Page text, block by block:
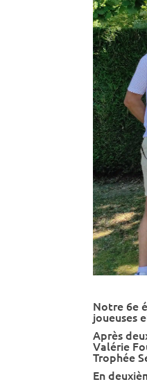
Notre 6e
joueuses
Après
Valérie
Trophée
En